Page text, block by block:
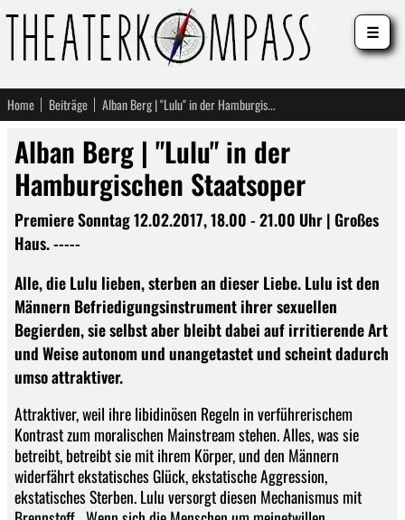
Home Beiträge Alban Berg | "Lulu" in der Hamburgischen Staatsoper
Alban Berg | "Lulu" in der
Hamburgischen Staatsoper
Premiere Sonntag 12.02.2017, 18.00 - 21.00 Uhr | Großes
Haus. -----
Alle, die Lulu lieben, sterben an dieser Liebe. Lulu ist den
Männern Befriedigungsinstrument ihrer sexuellen
Begierden, sie selbst aber bleibt dabei auf irritierende Art
und Weise autonom und unangetastet und scheint dadurch
umso attraktiver.
Attraktiver, weil ihre libidinösen Regeln in verführerischem
Kontrast zum moralischen Mainstream stehen. Alles, was sie
betreibt, betreibt sie mit ihrem Körper, und den Männern
widerfährt ekstatisches Glück, ekstatische Aggression,
ekstatisches Sterben. Lulu versorgt diesen Mechanismus mit
☰